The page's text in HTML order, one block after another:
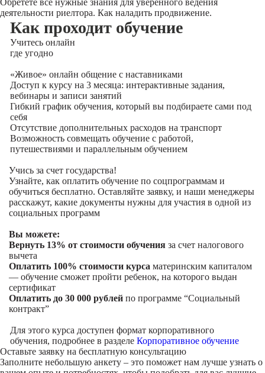
Обретете все нужные знания для уверенного ведения
деятельности риелтора. Как наладить продвижение.
Как проходит обучение
Учитесь онлайн
где угодно
«Живое» онлайн общение с наставниками
Доступ к курсу на 3 месяца: интерактивные задания,
вебинары и записи занятий
Гибкий график обучения, который вы подбираете сами под
себя
Отсутствие дополнительных расходов на транспорт
Возможность совмещать обучение с работой,
путешествиями и параллельным обучением
Учись за счет государства!
Узнайте, как оплатить обучение по соцпрограммам и
обучиться бесплатно. Оставляйте заявку, и наши менеджеры
расскажут, какие документы нужны для участия в одной из
социальных программ
Вы можете:
Вернуть 13% от стоимости обучения за счет налогового
вычета
Оплатить 100% стоимости курса материнским капиталом
— обучение сможет пройти ребенок, на которого выдан
сертификат
Оплатить до 30 000 рублей по программе “Социальный
контракт”
Для этого курса доступен формат корпоративного
обучения, подробнее в разделе Корпоративное обучение
Оставьте заявку на бесплатную консультацию
Заполните небольшую анкету – это поможет нам лучше узнать о